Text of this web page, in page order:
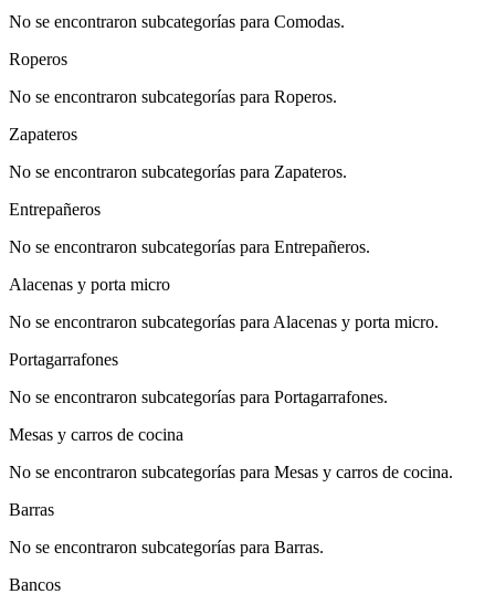
No se encontraron subcategorías para Comodas.
Roperos
No se encontraron subcategorías para Roperos.
Zapateros
No se encontraron subcategorías para Zapateros.
Entrepañeros
No se encontraron subcategorías para Entrepañeros.
Alacenas y porta micro
No se encontraron subcategorías para Alacenas y porta micro.
Portagarrafones
No se encontraron subcategorías para Portagarrafones.
Mesas y carros de cocina
No se encontraron subcategorías para Mesas y carros de cocina.
Barras
No se encontraron subcategorías para Barras.
Bancos